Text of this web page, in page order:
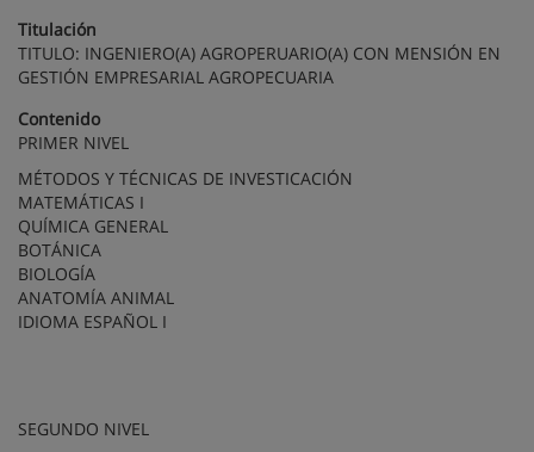
Titulación
TITULO: INGENIERO(A) AGROPERUARIO(A) CON MENSIÓN EN
GESTIÓN EMPRESARIAL AGROPECUARIA
Contenido
PRIMER NIVEL
MÉTODOS Y TÉCNICAS DE INVESTICACIÓN
MATEMÁTICAS I
QUÍMICA GENERAL
BOTÁNICA
BIOLOGÍA
ANATOMÍA ANIMAL
IDIOMA ESPAÑOL I
SEGUNDO NIVEL